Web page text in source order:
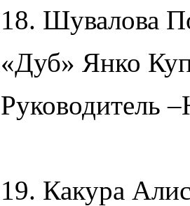
18. Шувалова
«Дуб» Янко
Руководитель
19. Какура